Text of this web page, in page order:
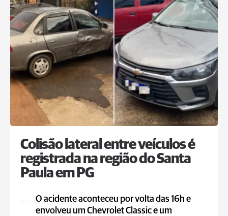
Colisão lateral entre veículos é
registrada na região do Santa
Paula em PG
O acidente aconteceu por volta das 16h e
envolveu um Chevrolet Classic e um